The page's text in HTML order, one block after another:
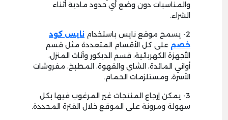
والمناسبات دون وضع أي حدود مادية أثناء
الشراء.
2- يسمح موقع نايس باستخدام نايس كود
خصم على كل الأقسام المتعددة مثل قسم
الأجهزة الكهربائية، قسم الديكور وأثاث المنزل،
أواني المائدة، الشاي والقهوة، المطبخ، مفروشات
الأسرة، ومستلزمات الحمام.
3- يمكن إرجاع المنتجات غير المرغوب فيها بكل
سهولة ومرونة على الموقع خلال الفترة المحددة.